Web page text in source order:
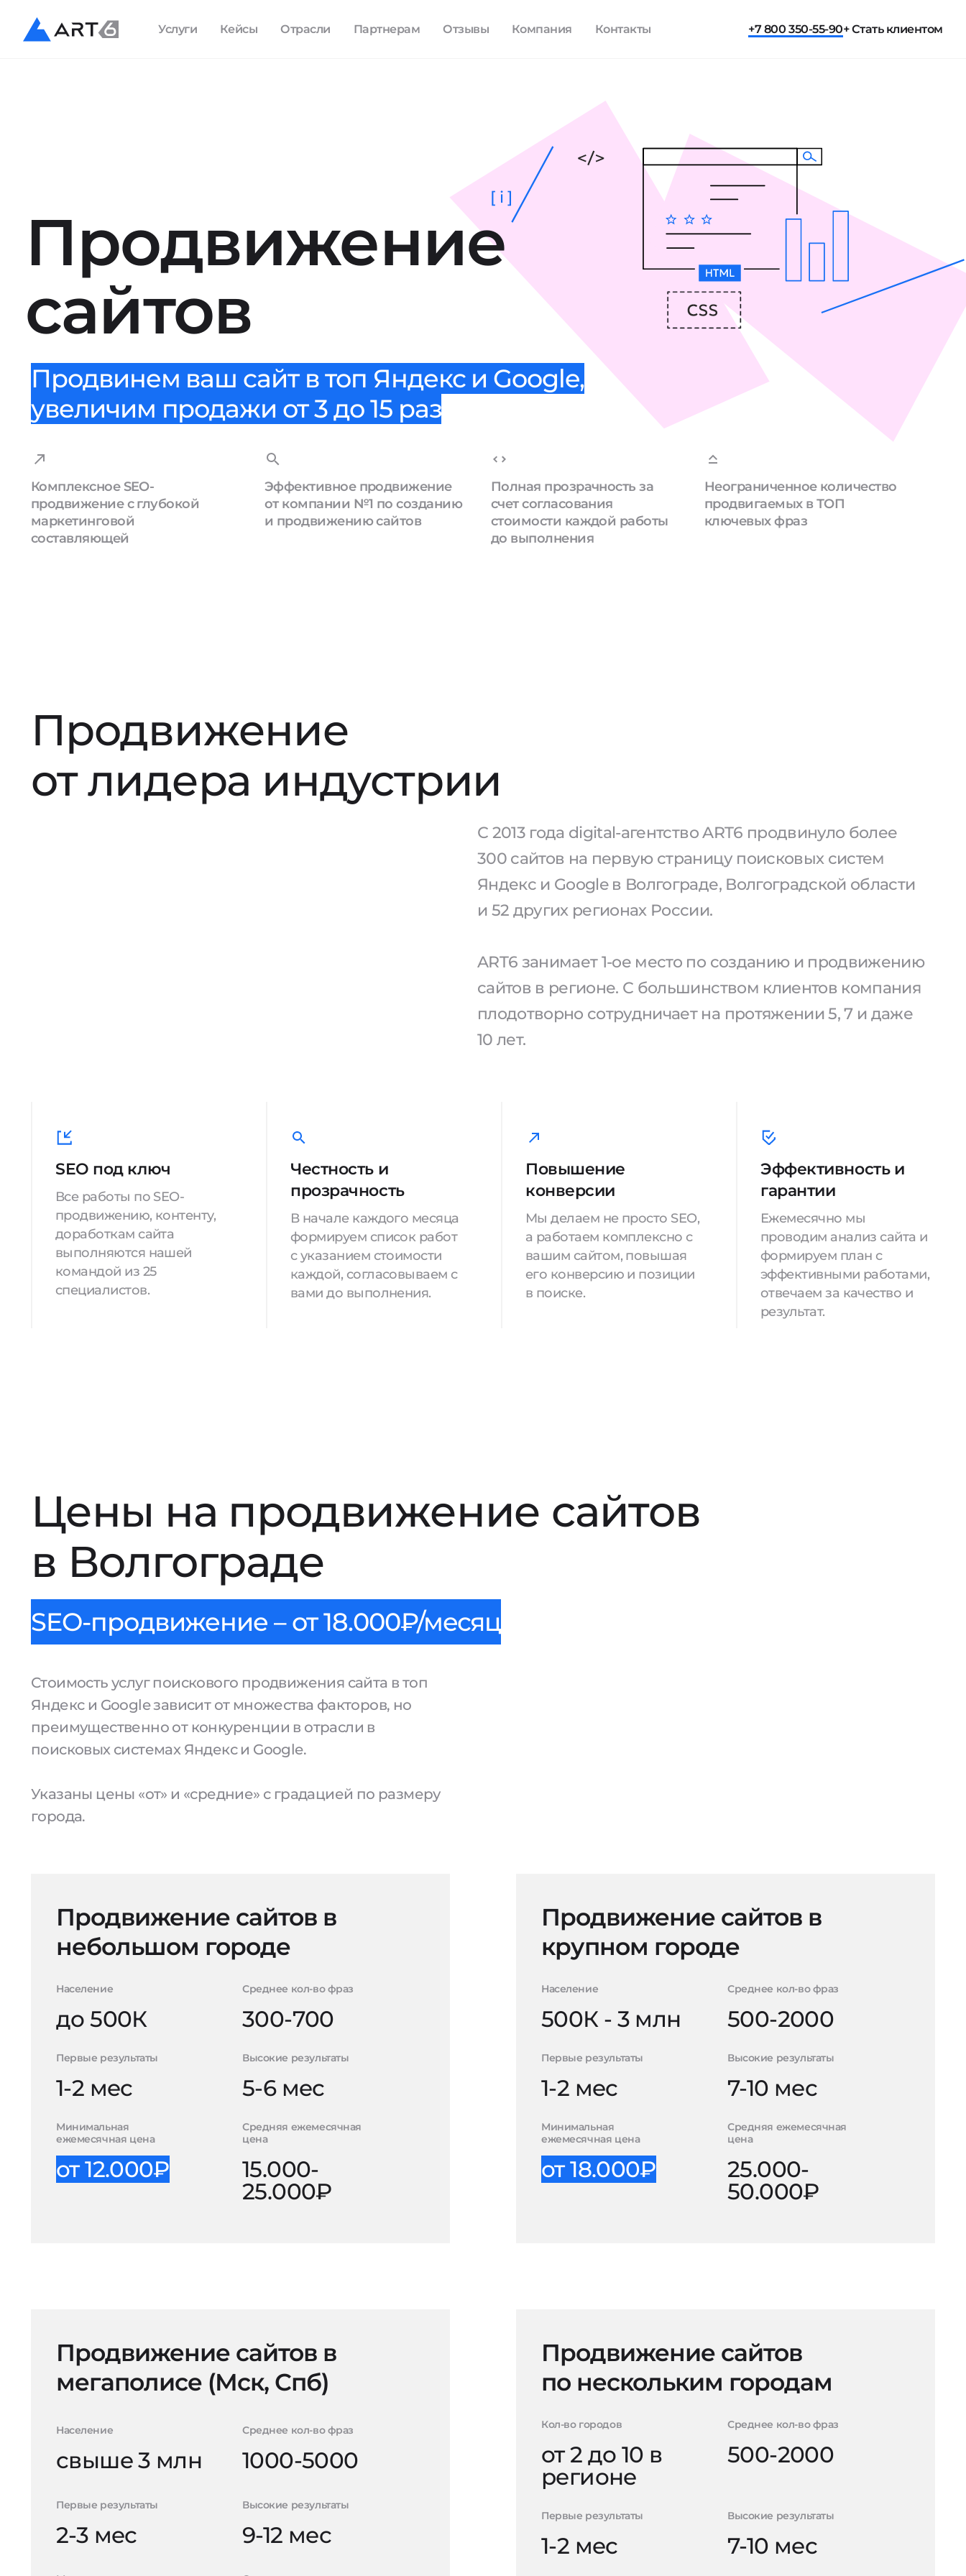
Услуги Кейсы Отрасли Партнерам Отзывы Компания Контакты +7 800 350-55-90+ Стать клиентом
Продвижение
сайтов
[ i ]
Продвинем ваш сайт в топ Яндекс и Google,
увеличим продажи от 3 до 15 раз
Комплексное SEO-
продвижение с глубокой
маркетинговой
составляющей
Эффективное продвижение
от компании №1 по созданию
и продвижению сайтов
Полная прозрачность за
счет согласования
стоимости каждой работы
до выполнения
Неограниченное количество
продвигаемых в ТОП
ключевых фраз
Продвижение
от лидера индустрии
С 2013 года digital-агентство ART6 продвинуло более
300 сайтов на первую страницу поисковых систем
Яндекс и Google в Волгограде, Волгоградской области
и 52 других регионах России.
ART6 занимает 1-ое место по созданию и продвижению
сайтов в регионе. С большинством клиентов компания
плодотворно сотрудничает на протяжении 5, 7 и даже
10 лет.
SEO под ключ
Все работы по SEO-
продвижению, контенту,
доработкам сайта
выполняются нашей
командой из 25
специалистов.
Честность и
прозрачность
В начале каждого месяца
формируем список работ
с указанием стоимости
каждой, согласовываем с
вами до выполнения.
Повышение
конверсии
Мы делаем не просто SEO,
а работаем комплексно с
вашим сайтом, повышая
его конверсию и позиции
в поиске.
Эффективность и
гарантии
Ежемесячно мы
проводим анализ сайта и
формируем план с
эффективными работами,
отвечаем за качество и
результат.
Цены на продвижение сайтов
в Волгограде
SEO-продвижение – от 18.000₽/месяц
Стоимость услуг поискового продвижения сайта в топ
Яндекс и Google зависит от множества факторов, но
преимущественно от конкуренции в отрасли в
поисковых системах Яндекс и Google.
Указаны цены «от» и «средние» с градацией по размеру
города.
Продвижение сайтов в
небольшом городе
Население
до 500К
Среднее кол-во фраз
300-700
Первые результаты
1-2 мес
Высокие результаты
5-6 мес
Минимальная
ежемесячная цена
от 12.000₽
Средняя ежемесячная
цена
15.000-
25.000₽
Продвижение сайтов в
крупном городе
Население
500К - 3 млн
Среднее кол-во фраз
500-2000
Первые результаты
1-2 мес
Высокие результаты
7-10 мес
Минимальная
ежемесячная цена
от 18.000₽
Средняя ежемесячная
цена
25.000-
50.000₽
Продвижение сайтов в
мегаполисе (Мск, Спб)
Население
свыше 3 млн
Среднее кол-во фраз
1000-5000
Первые результаты
2-3 мес
Высокие результаты
9-12 мес
Продвижение сайтов
по нескольким городам
Кол-во городов
от 2 до 10 в
регионе
Среднее кол-во фраз
500-2000
Первые результаты
1-2 мес
Высокие результаты
7-10 мес